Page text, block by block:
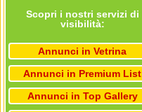
Scopri i nostri servizi di
visibilità:
Annunci in Vetrina
Annunci in Premium List
Annunci in Top Gallery